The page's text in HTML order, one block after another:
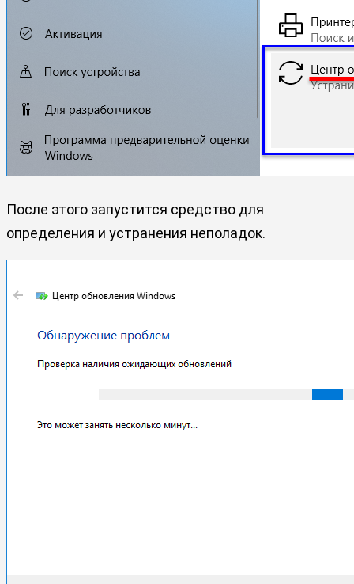
После этого запустится средство для
определения и устранения неполадок.